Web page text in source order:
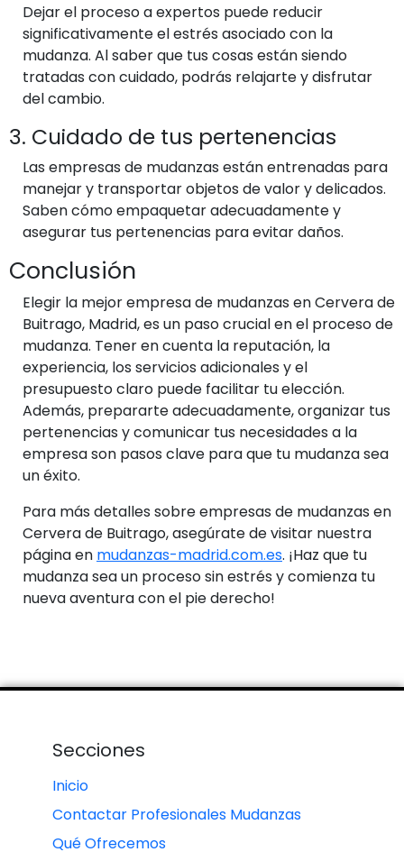
Dejar el proceso a expertos puede reducir
significativamente el estrés asociado con la
mudanza. Al saber que tus cosas están siendo
tratadas con cuidado, podrás relajarte y disfrutar
del cambio.
3. Cuidado de tus pertenencias
Las empresas de mudanzas están entrenadas para
manejar y transportar objetos de valor y delicados.
Saben cómo empaquetar adecuadamente y
asegurar tus pertenencias para evitar daños.
Conclusión
Elegir la mejor empresa de mudanzas en Cervera de
Buitrago, Madrid, es un paso crucial en el proceso de
mudanza. Tener en cuenta la reputación, la
experiencia, los servicios adicionales y el
presupuesto claro puede facilitar tu elección.
Además, prepararte adecuadamente, organizar tus
pertenencias y comunicar tus necesidades a la
empresa son pasos clave para que tu mudanza sea
un éxito.
Para más detalles sobre empresas de mudanzas en
Cervera de Buitrago, asegúrate de visitar nuestra
página en mudanzas-madrid.com.es. ¡Haz que tu
mudanza sea un proceso sin estrés y comienza tu
nueva aventura con el pie derecho!
Secciones
Inicio
Contactar Profesionales Mudanzas
Qué Ofrecemos